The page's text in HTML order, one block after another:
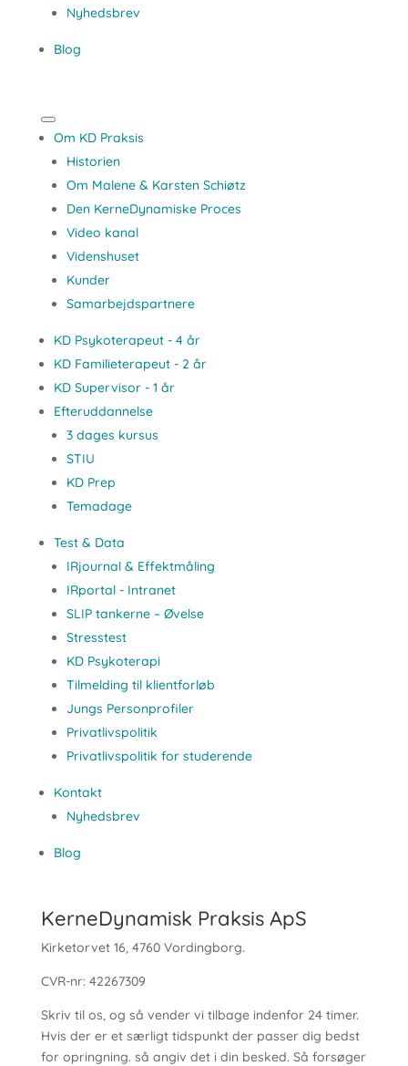
Nyhedsbrev
Blog
Om KD Praksis
Historien
Om Malene & Karsten Schiøtz
Den KerneDynamiske Proces
Video kanal
Videnshuset
Kunder
Samarbejdspartnere
KD Psykoterapeut - 4 år
KD Familieterapeut - 2 år
KD Supervisor - 1 år
Efteruddannelse
3 dages kursus
STIU
KD Prep
Temadage
Test & Data
IRjournal & Effektmåling
IRportal - Intranet
SLIP tankerne – Øvelse
Stresstest
KD Psykoterapi
Tilmelding til klientforløb
Jungs Personprofiler
Privatlivspolitik
Privatlivspolitik for studerende
Kontakt
Nyhedsbrev
Blog
KerneDynamisk Praksis ApS
Kirketorvet 16, 4760 Vordingborg.
CVR-nr: 42267309
Skriv til os, og så vender vi tilbage indenfor 24 timer.
Hvis der er et særligt tidspunkt der passer dig bedst
for opringning. så angiv det i din besked. Så forsøger